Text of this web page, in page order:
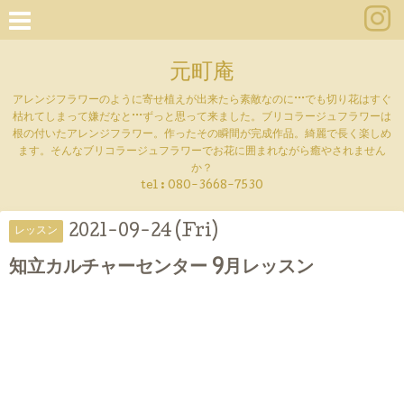
元町庵
アレンジフラワーのように寄せ植えが出来たら素敵なのに···でも切り花はすぐ
枯れてしまって嫌だなと···ずっと思って来ました。ブリコラージュフラワーは
根の付いたアレンジフラワー。作ったその瞬間が完成作品。綺麗で長く楽しめ
ます。そんなブリコラージュフラワーでお花に囲まれながら癒やされません
か？
tel : 080-3668-7530
レッスン 2021-09-24 (Fri)
知立カルチャーセンター 9月レッスン